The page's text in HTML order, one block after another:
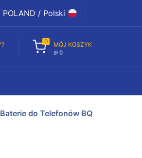
POLAND / Polski
0 MÓJ KOSZYK
zł 0
do Telefonów BQ